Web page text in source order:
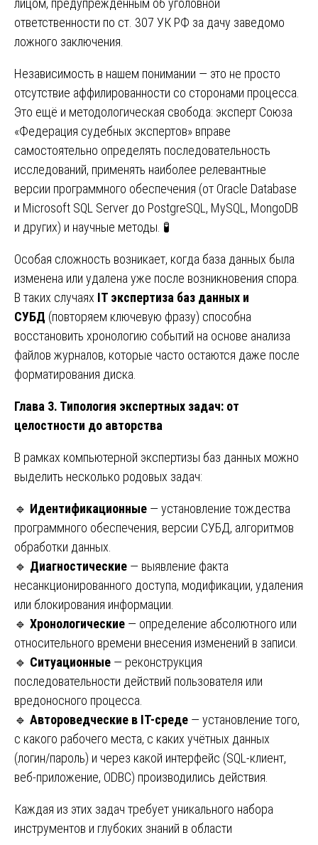
лицом, предупреждённым об уголовной
ответственности по ст. 307 УК РФ за дачу заведомо
ложного заключения.
Независимость в нашем понимании — это не просто
отсутствие аффилированности со сторонами процесса.
Это ещё и методологическая свобода: эксперт Союза
«Федерация судебных экспертов» вправе
самостоятельно определять последовательность
исследований, применять наиболее релевантные
версии программного обеспечения (от Oracle Database
и Microsoft SQL Server до PostgreSQL, MySQL, MongoDB
и других) и научные методы. 🧪
Особая сложность возникает, когда база данных была
изменена или удалена уже после возникновения спора.
В таких случаях IT экспертиза баз данных и
СУБД (повторяем ключевую фразу) способна
восстановить хронологию событий на основе анализа
файлов журналов, которые часто остаются даже после
форматирования диска.
Глава 3. Типология экспертных задач: от
целостности до авторства
В рамках компьютерной экспертизы баз данных можно
выделить несколько родовых задач:
🔹 Идентификационные — установление тождества
программного обеспечения, версии СУБД, алгоритмов
обработки данных.
🔹 Диагностические — выявление факта
несанкционированного доступа, модификации, удаления
или блокирования информации.
🔹 Хронологические — определение абсолютного или
относительного времени внесения изменений в записи.
🔹 Ситуационные — реконструкция
последовательности действий пользователя или
вредоносного процесса.
🔹 Автороведческие в IT-среде — установление того,
с какого рабочего места, с каких учётных данных
(логин/пароль) и через какой интерфейс (SQL-клиент,
веб-приложение, ODBC) производились действия.
Каждая из этих задач требует уникального набора
инструментов и глубоких знаний в области